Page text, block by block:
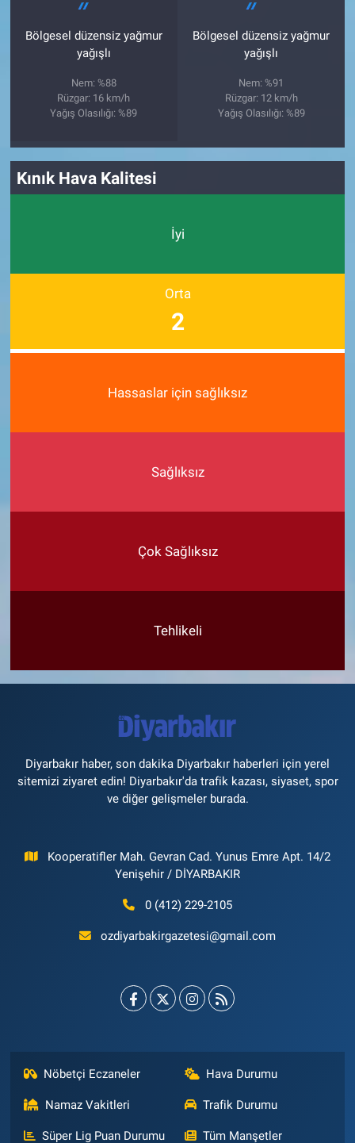
Bölgesel düzensiz yağmur
yağışlı
Nem: %88
Rüzgar: 16 km/h
Yağış Olasılığı: %89
Bölgesel düzensiz yağmur
yağışlı
Nem: %91
Rüzgar: 12 km/h
Yağış Olasılığı: %89
Kınık Hava Kalitesi
İyi
Orta
2
Hassaslar için sağlıksız
Sağlıksız
Çok Sağlıksız
Tehlikeli
Diyarbakır haber, son dakika Diyarbakır haberleri için yerel
sitemizi ziyaret edin! Diyarbakır'da trafik kazası, siyaset, spor
ve diğer gelişmeler burada.
Kooperatifler Mah. Gevran Cad. Yunus Emre Apt. 14/2
Yenişehir / DİYARBAKIR
0 (412) 229-2105
ozdiyarbakirgazetesi@gmail.com
Nöbetçi Eczaneler Hava Durumu
Namaz Vakitleri Trafik Durumu
Süper Lig Puan Durumu Tüm Manşetler